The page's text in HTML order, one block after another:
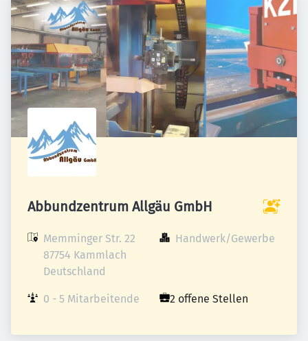
Abbundzentrum Allgäu GmbH
Memminger Str. 22
87754 Kammlach
Deutschland
Handwerk/Gewerbe
0 - 5 Mitarbeitende 2 offene Stellen